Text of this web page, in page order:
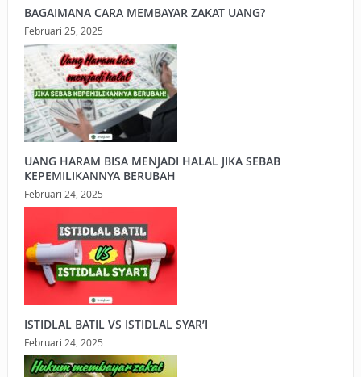
BAGAIMANA CARA MEMBAYAR ZAKAT UANG?
Februari 25, 2025
UANG HARAM BISA MENJADI HALAL JIKA SEBAB
KEPEMILIKANNYA BERUBAH
Februari 24, 2025
ISTIDLAL BATIL VS ISTIDLAL SYAR’I
Februari 24, 2025